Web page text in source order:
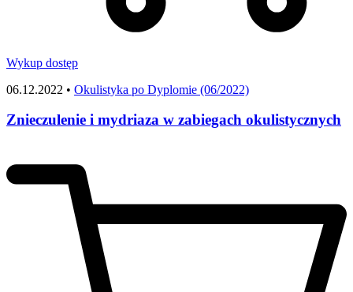
Wykup dostęp
06.12.2022 • Okulistyka po Dyplomie (06/2022)
Znieczulenie i mydriaza w zabiegach okulistycznych